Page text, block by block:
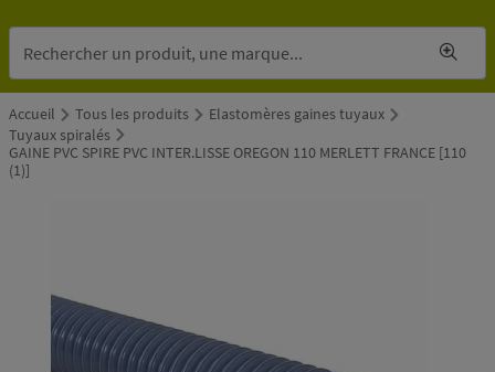
Accueil Tous les produits
Elastomères gaines tuyaux
Tuyaux spiralés
GAINE PVC SPIRE PVC INTER.LISSE OREGON 110 MERLETT FRANCE [110
(1)]